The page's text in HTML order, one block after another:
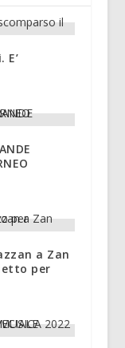
a Zan
per